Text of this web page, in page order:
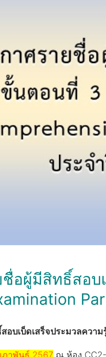
ชื่อผู้มีสิทธิ์สอ
อบเบ็ดเสร็จประมวลควา
าพันธ์ 2567 ณ ห้อง